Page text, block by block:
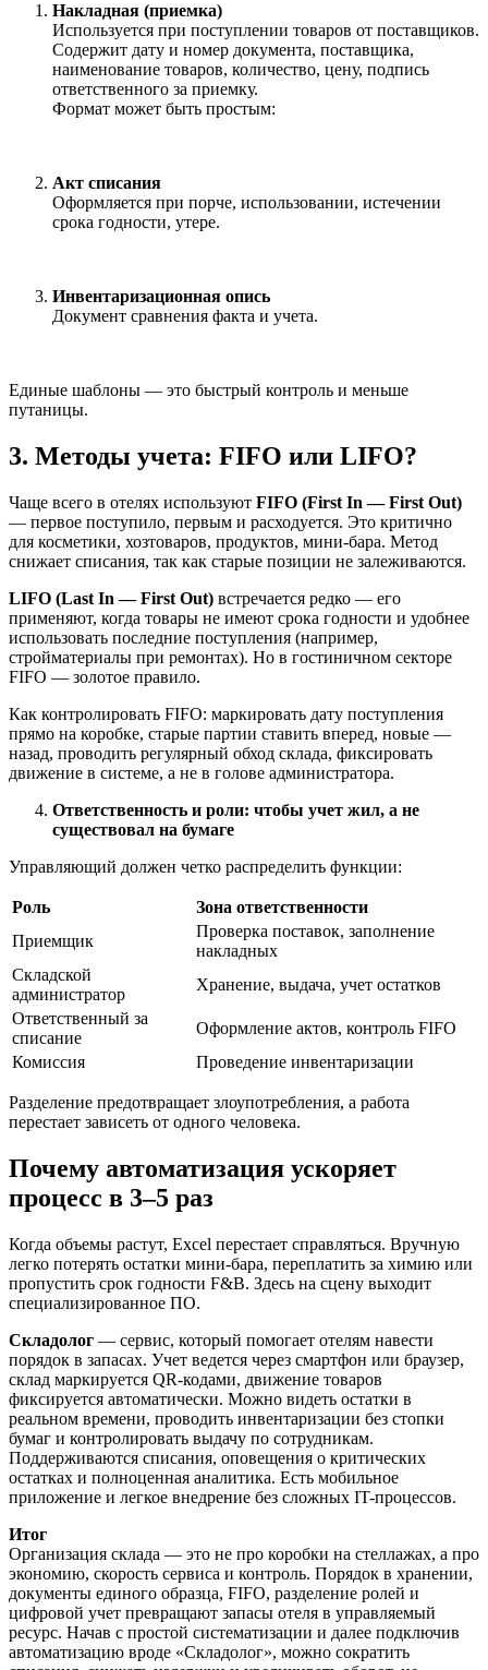
Накладная (приемка)
Используется при поступлении товаров от поставщиков.
Содержит дату и номер документа, поставщика,
наименование товаров, количество, цену, подпись
ответственного за приемку.
Формат может быть простым:
Акт списания
Оформляется при порче, использовании, истечении
срока годности, утере.
Инвентаризационная опись
Документ сравнения факта и учета.
Единые шаблоны — это быстрый контроль и меньше
путаницы.
3. Методы учета: FIFO или LIFO?
Чаще всего в отелях используют FIFO (First In — First Out)
— первое поступило, первым и расходуется. Это критично
для косметики, хозтоваров, продуктов, мини-бара. Метод
снижает списания, так как старые позиции не залеживаются.
LIFO (Last In — First Out) встречается редко — его
применяют, когда товары не имеют срока годности и удобнее
использовать последние поступления (например,
стройматериалы при ремонтах). Но в гостиничном секторе
FIFO — золотое правило.
Как контролировать FIFO: маркировать дату поступления
прямо на коробке, старые партии ставить вперед, новые —
назад, проводить регулярный обход склада, фиксировать
движение в системе, а не в голове администратора.
Ответственность и роли: чтобы учет жил, а не
существовал на бумаге
Управляющий должен четко распределить функции:
Роль
Зона ответственности
Приемщик
Проверка поставок, заполнение
накладных
Складской
администратор
Хранение, выдача, учет остатков
Ответственный за
списание
Оформление актов, контроль FIFO
Комиссия
Проведение инвентаризации
Разделение предотвращает злоупотребления, а работа
перестает зависеть от одного человека.
Почему автоматизация ускоряет
процесс в 3–5 раз
Когда объемы растут, Excel перестает справляться. Вручную
легко потерять остатки мини-бара, переплатить за химию или
пропустить срок годности F&B. Здесь на сцену выходит
специализированное ПО.
Складолог — сервис, который помогает отелям навести
порядок в запасах. Учет ведется через смартфон или браузер,
склад маркируется QR-кодами, движение товаров
фиксируется автоматически. Можно видеть остатки в
реальном времени, проводить инвентаризации без стопки
бумаг и контролировать выдачу по сотрудникам.
Поддерживаются списания, оповещения о критических
остатках и полноценная аналитика. Есть мобильное
приложение и легкое внедрение без сложных IT-процессов.
Итог
Организация склада — это не про коробки на стеллажах, а про
экономию, скорость сервиса и контроль. Порядок в хранении,
документы единого образца, FIFO, разделение ролей и
цифровой учет превращают запасы отеля в управляемый
ресурс. Начав с простой систематизации и далее подключив
автоматизацию вроде «Складолог», можно сократить